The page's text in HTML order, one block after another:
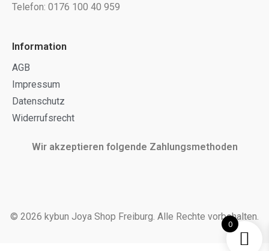
Telefon: 0176 100 40 959
Information
AGB
Impressum
Datenschutz
Widerrufsrecht
Wir akzeptieren folgende Zahlungsmethoden
© 2026 kybun Joya Shop Freiburg. Alle Rechte vorbehalten.
0